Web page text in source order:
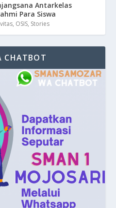
Antarkelas
Para Siswa
, OSIS, Stories
CHATBOT